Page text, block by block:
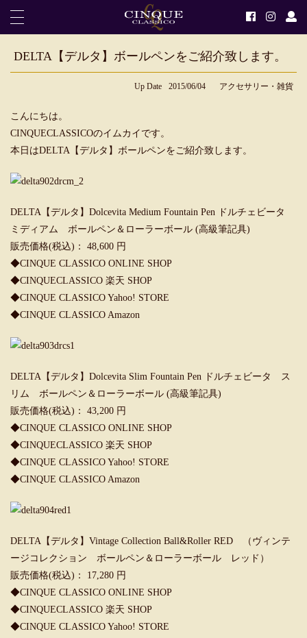
DELTA【デルタ】ボールペンをご紹介致します。
Up Date 2015/06/04 アクセサリー・雑貨
こんにちは。
CINQUECLASSICOのイムカイです。
本日はDELTA【デルタ】ボールペンをご紹介致します。
DELTA【デルタ】Dolcevita Medium Fountain Pen ドルチェビータ
ミディアム ボールペン＆ローラーボール (高級筆記具)
販売価格(税込)： 48,600 円
◆CINQUE CLASSICO ONLINE SHOP
◆CINQUECLASSICO 楽天 SHOP
◆CINQUE CLASSICO Yahoo! STORE
◆CINQUE CLASSICO Amazon
DELTA【デルタ】Dolcevita Slim Fountain Pen ドルチェビータ ス
リム ボールペン＆ローラーボール (高級筆記具)
販売価格(税込)： 43,200 円
◆CINQUE CLASSICO ONLINE SHOP
◆CINQUECLASSICO 楽天 SHOP
◆CINQUE CLASSICO Yahoo! STORE
◆CINQUE CLASSICO Amazon
DELTA【デルタ】Vintage Collection Ball&Roller RED （ヴィンテ
ージコレクション ボールペン＆ローラーボール レッド）
販売価格(税込)： 17,280 円
◆CINQUE CLASSICO ONLINE SHOP
◆CINQUECLASSICO 楽天 SHOP
◆CINQUE CLASSICO Yahoo! STORE